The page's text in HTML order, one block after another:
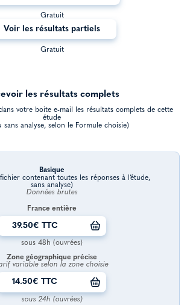
Gratuit
Voir les résultats partiels
Gratuit
les résultats complets
votre boite e-mail les résultats complets de cette
étude
sans analyse, selon le Formule choisie)
Basique
contenant toutes les réponses à l’étude,
sans analyse)
Données brutes
France entière
39.50€ TTC
sous 48h (ouvrées)
Zone géographique précise
variable selon la zone choisie
14.50€ TTC
sous 24h (ouvrées)